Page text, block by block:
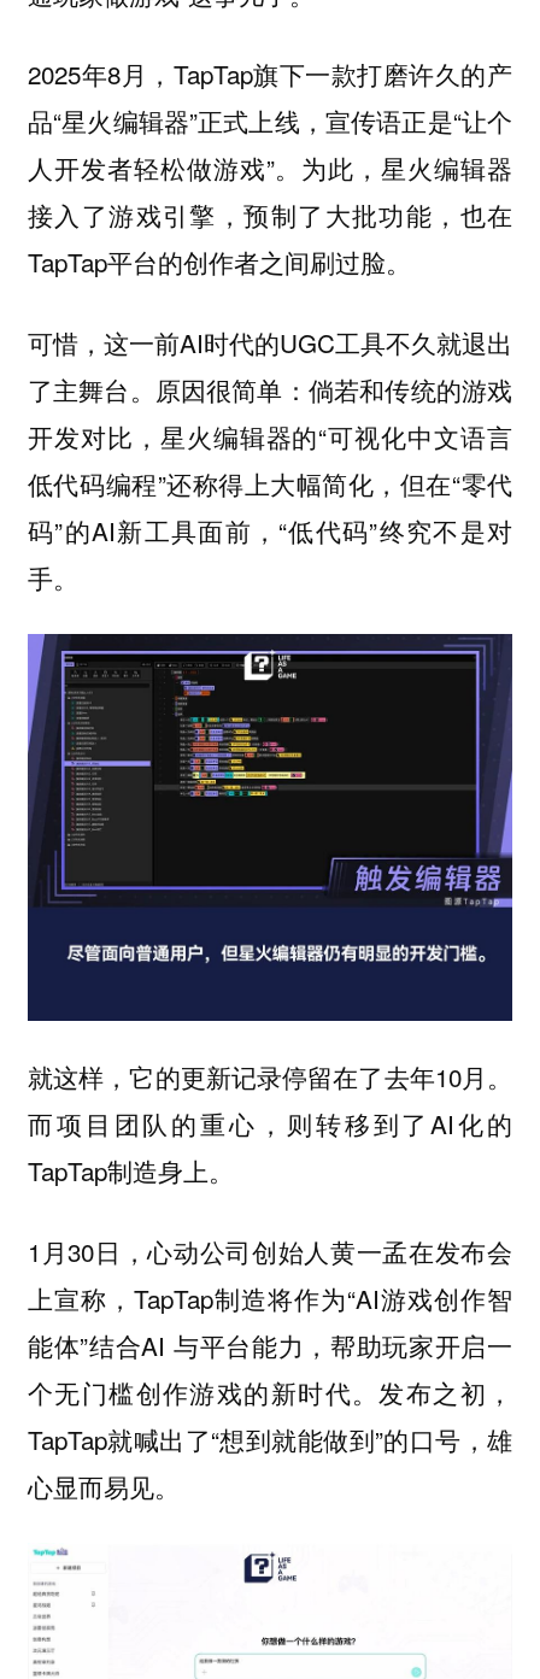
2025年8月，TapTap旗下一款打磨许久的产
品“星火编辑器”正式上线，宣传语正是“让个
人开发者轻松做游戏”。为此，星火编辑器
接入了游戏引擎，预制了大批功能，也在
TapTap平台的创作者之间刷过脸。
可惜，这一前AI时代的UGC工具不久就退出
了主舞台。原因很简单：倘若和传统的游戏
开发对比，星火编辑器的“可视化中文语言
低代码编程”还称得上大幅简化，但在“零代
码”的AI新工具面前，“低代码”终究不是对
手。
就这样，它的更新记录停留在了去年10月。
而项目团队的重心，则转移到了AI化的
TapTap制造身上。
1月30日，心动公司创始人黄一孟在发布会
上宣称，TapTap制造将作为“AI游戏创作智
能体”结合AI 与平台能力，帮助玩家开启一
个无门槛创作游戏的新时代。发布之初，
TapTap就喊出了“想到就能做到”的口号，雄
心显而易见。